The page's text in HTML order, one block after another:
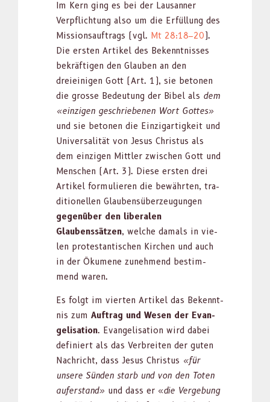
Im Kern ging es bei der Lau­san­ner
Verpflich­tung also um die Erfül­lung des
Mis­sion­sauf­trags (vgl. Mt 28:18–20).
Die ersten Artikel des Beken­nt­niss­es
bekräfti­gen den Glauben an den
dreieini­gen Gott (Art. 1), sie beto­nen
die grosse Bedeu­tung der Bibel als dem
«einzi­gen geschriebe­nen Wort Gottes»
und sie beto­nen die Einzi­gar­tigkeit und
Uni­ver­sal­ität von Jesus Chris­tus als
dem einzi­gen Mit­tler zwis­chen Gott und
Men­schen (Art. 3). Diese ersten drei
Artikel for­mulieren die bewährten, tra­
di­tionellen Glauben­süberzeu­gun­gen
gegenüber den lib­eralen
Glaubenssätzen, welche damals in vie­
len protes­tantis­chen Kirchen und auch
in der Ökumene zunehmend bes­tim­
mend waren.
Es fol­gt im vierten Artikel das Beken­nt­
nis zum Auf­trag und Wesen der Evan­
ge­li­sa­tion. Evan­ge­li­sa­tion wird dabei
definiert als das Ver­bre­it­en der guten
Nachricht, dass Jesus Chris­tus «für
unsere Sün­den starb und von den Toten
aufer­stand» und dass er «die Verge­bung